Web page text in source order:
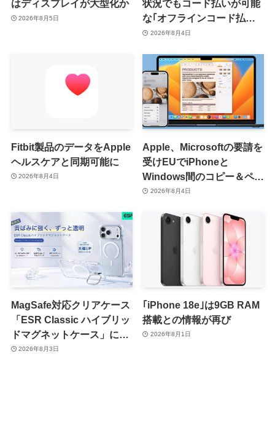
はディスプレイが大型化か
2026年8月5日
状況でもコード払いが可能
な｢オフラインコード払い｣
を提供開始 ｰ まずはiOS版
2026年8月4日
Fitbit製品のデータをApple
ヘルスケアと同期可能に
2026年8月4日
Apple、Microsoftの要請を
受けEUでiPhoneと
Windows間のコピー＆ペー
スト機能を提供へ
2026年8月4日
MagSafe対応クリアケース
「ESR Classic ハイブリッ
ドマグネットケース」に黄
ばみへの耐久性を向上させ
2026年8月3日
｢iPhone 18e｣は9GB RAM
搭載との情報が再び
2026年8月1日